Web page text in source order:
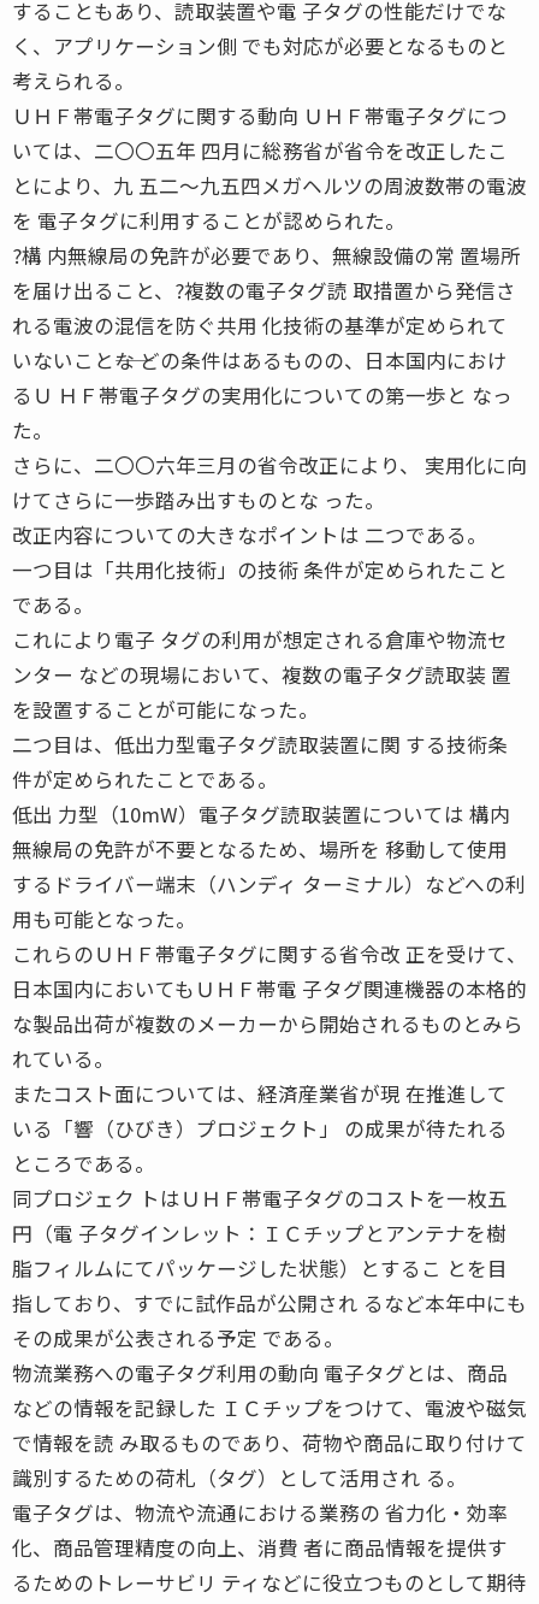
することもあり、読取装置や電 子タグの性能だけでな
く、アプリケーション側 でも対応が必要となるものと
考えられる。
ＵＨＦ帯電子タグに関する動向 ＵＨＦ帯電子タグにつ
いては、二〇〇五年 四月に総務省が省令を改正したこ
とにより、九 五二〜九五四メガヘルツの周波数帯の電波
を 電子タグに利用することが認められた。
?構 内無線局の免許が必要であり、無線設備の常 置場所
を届け出ること、?複数の電子タグ読 取措置から発信さ
れる電波の混信を防ぐ共用 化技術の基準が定められて
いないこと――な どの条件はあるものの、日本国内におけ
るＵ ＨＦ帯電子タグの実用化についての第一歩と なっ
た。
さらに、二〇〇六年三月の省令改正により、 実用化に向
けてさらに一歩踏み出すものとな った。
改正内容についての大きなポイントは 二つである。
一つ目は「共用化技術」の技術 条件が定められたこと
である。
これにより電子 タグの利用が想定される倉庫や物流セ
ンター などの現場において、複数の電子タグ読取装 置
を設置することが可能になった。
二つ目は、低出力型電子タグ読取装置に関 する技術条
件が定められたことである。
低出 力型（10mW）電子タグ読取装置については 構内
無線局の免許が不要となるため、場所を 移動して使用
するドライバー端末（ハンディ ターミナル）などへの利
用も可能となった。
これらのＵＨＦ帯電子タグに関する省令改 正を受けて、
日本国内においてもＵＨＦ帯電 子タグ関連機器の本格的
な製品出荷が複数のメーカーから開始されるものとみら
れている。
またコスト面については、経済産業省が現 在推進して
いる「響（ひびき）プロジェクト」 の成果が待たれる
ところである。
同プロジェク トはＵＨＦ帯電子タグのコストを一枚五
円（電 子タグインレット：ＩＣチップとアンテナを樹
脂フィルムにてパッケージした状態）とするこ とを目
指しており、すでに試作品が公開され るなど本年中にも
その成果が公表される予定 である。
物流業務への電子タグ利用の動向 電子タグとは、商品
などの情報を記録した ＩＣチップをつけて、電波や磁気
で情報を読 み取るものであり、荷物や商品に取り付けて
識別するための荷札（タグ）として活用され る。
電子タグは、物流や流通における業務の 省力化・効率
化、商品管理精度の向上、消費 者に商品情報を提供す
るためのトレーサビリ ティなどに役立つものとして期待